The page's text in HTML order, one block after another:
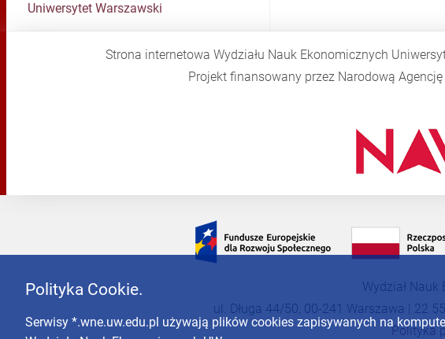
Uniwersytet Warszawski
Strona internetowa Wydziału Nauk Ekonomicznych
Projekt finansowany przez Narodową
Wydział
ul. Długa 44/50, 00-241 Warszawa | 22
Polityka
Polityka Cookie.
Serwisy *.wne.uw.edu.pl używają plików cookies zapisywanych na